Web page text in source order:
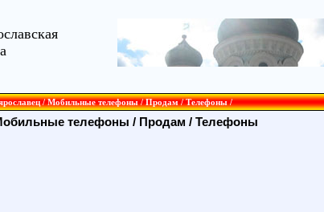
/ Мобильные телефоны / Продам / Телефоны /
телефоны / Продам / Телефоны